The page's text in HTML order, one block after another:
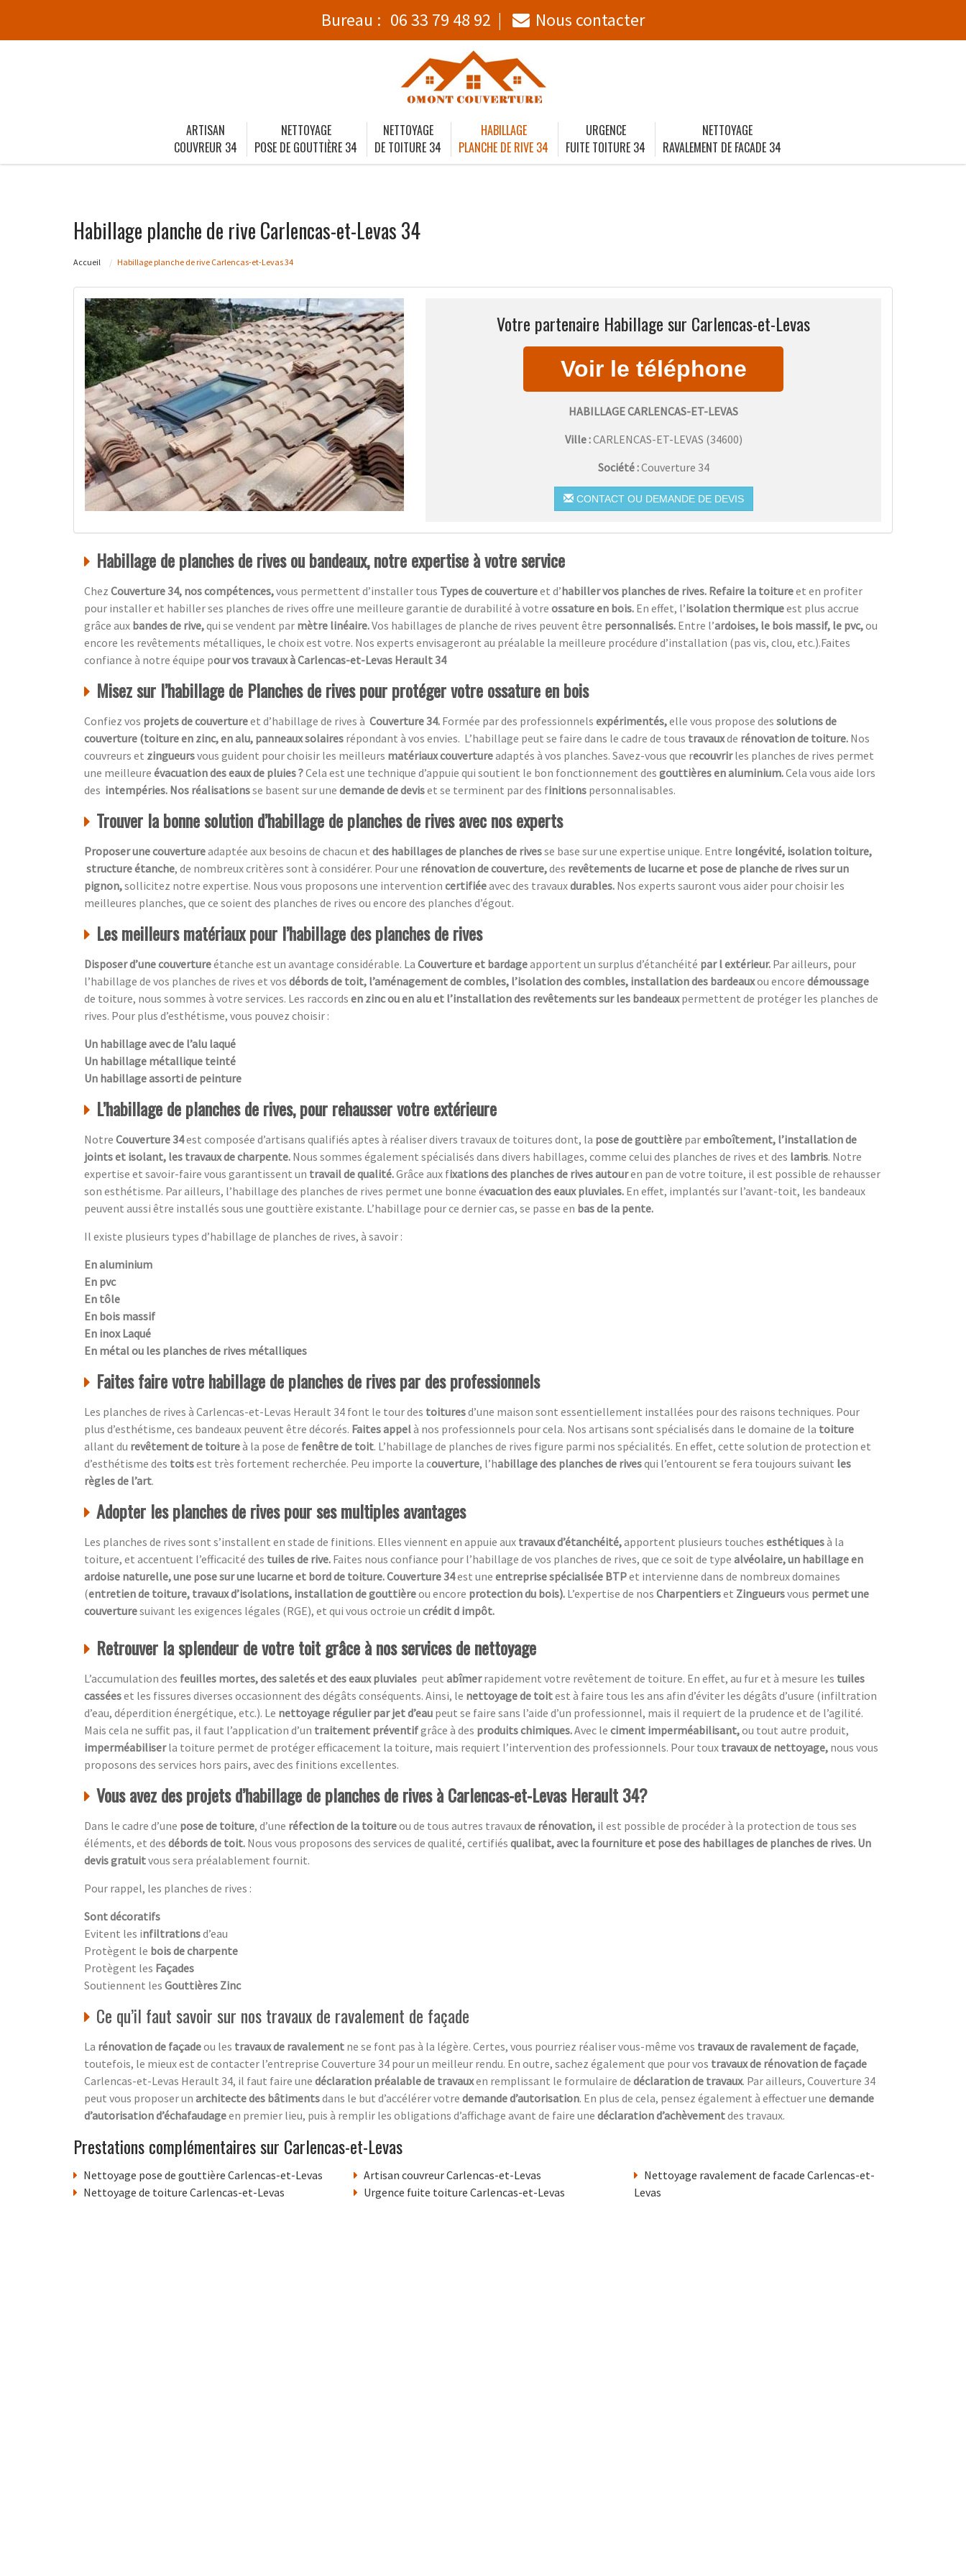
Bureau : 06 33 79 48 92 Nous contacter
ARTISAN
COUVREUR 34
NETTOYAGE
POSE DE GOUTTIÈRE 34
NETTOYAGE
DE TOITURE 34
HABILLAGE
PLANCHE DE RIVE 34
URGENCE
FUITE TOITURE 34
NETTOYAGE
RAVALEMENT DE FACADE 34
Habillage planche de rive Carlencas-et-Levas 34
Accueil Habillage planche de rive Carlencas-et-Levas 34
Votre partenaire Habillage sur Carlencas-et-Levas
HABILLAGE CARLENCAS-ET-LEVAS
Ville :CARLENCAS-ET-LEVAS (34600)
Société :Couverture 34
CONTACT OU DEMANDE DE DEVIS
Habillage de planches de rives ou bandeaux, notre expertise à votre service
Chez Couverture 34, nos compétences,vous permettent d’installer tous Types de couvertureet d’habiller vos planches de rives. Refaire la toitureet en profiter
pour installer et habiller ses planches de rives offre une meilleure garantie de durabilité à votre ossature en bois. En effet, l’isolation thermiqueest plus accrue
grâce aux bandes de rive,qui se vendent par mètre linéaire.Vos habillages de planche de rives peuvent être personnalisés. Entre l’ardoises, le bois massif, le pvc,ou
encore les revêtements métalliques, le choix est votre. Nos experts envisageront au préalable la meilleure procédure d’installation (pas vis, clou, etc.).Faites
confiance à notre équipe pour vos travaux à Carlencas-et-Levas Herault 34
Misez sur l’habillage de Planches de rives pour protéger votre ossature en bois
Confiez vos projets de couvertureet d’habillage de rives à Couverture 34. Formée par des professionnels expérimentés,elle vous propose des solutions de
couverture (toiture en zinc, en alu, panneaux solaires répondant à vos envies. L’habillage peut se faire dans le cadre de tous travauxde rénovation de toiture. Nos
couvreurs et zingueursvous guident pour choisir les meilleurs matériaux couvertureadaptés à vos planches. Savez-vous que recouvrirles planches de rives permet
une meilleure évacuation des eaux de pluies ?Cela est une technique d’appuie qui soutient le bon fonctionnement des gouttières en aluminium.Cela vous aide lors
des intempéries. Nos réalisationsse basent sur une demande de deviset se terminent par des finitions personnalisables.
Trouver la bonne solution d’habillage de planches de rives avec nos experts
Proposer une couvertureadaptée aux besoins de chacun et des habillages de planches de rivesse base sur une expertise unique. Entre longévité, isolation toiture,
structure étanche, de nombreux critères sont à considérer. Pour une rénovation de couverture,des revêtements de lucarne et pose de planche de rives sur un
pignon,sollicitez notre expertise. Nous vous proposons une intervention certifiéeavec des travauxdurables. Nos experts sauront vous aider pour choisir les
meilleures planches, que ce soient des planches de rives ou encore des planches d’égout.
Les meilleurs matériaux pour l’habillage des planches de rives
Disposer d’une couvertureétanche est un avantage considérable. La Couverture et bardageapportent un surplus d’étanchéité par l extérieur. Par ailleurs, pour
l’habillage de vos planches de rives et vos débords de toit, l’aménagement de combles, l’isolation des combles, installation des bardeauxou encore démoussage
de toiture, nous sommes à votre services. Les raccords en zinc ou en alu et l’installation des revêtements sur les bandeauxpermettent de protéger les planches de
rives. Pour plus d’esthétisme, vous pouvez choisir :
Un habillage avec de l’alu laqué
Un habillage métallique teinté
Un habillage assorti de peinture
L’habillage de planches de rives, pour rehausser votre extérieure
Notre Couverture 34est composée d’artisans qualifiés aptes à réaliser divers travaux de toitures dont, la pose de gouttière paremboîtement, l’installation de
joints et isolant, les travaux de charpente. Nous sommes également spécialisés dans divers habillages, comme celui des planches de rives et des lambris. Notre
expertise et savoir-faire vous garantissent un travail de qualité.Grâce aux fixations des planches de rives autouren pan de votre toiture, il est possible de rehausser
son esthétisme. Par ailleurs, l’habillage des planches de rives permet une bonne évacuation des eaux pluviales. En effet, implantés sur l’avant-toit, les bandeaux
peuvent aussi être installés sous une gouttière existante. L’habillage pour ce dernier cas, se passe en bas de la pente.
Il existe plusieurs types d’habillage de planches de rives, à savoir :
En aluminium
En pvc
En tôle
En bois massif
En inox Laqué
En métal ou les planches de rives métalliques
Faites faire votre habillage de planches de rives par des professionnels
Les planches de rives à Carlencas-et-Levas Herault 34 font le tour des toituresd’une maison sont essentiellement installées pour des raisons techniques. Pour
plus d’esthétisme, ces bandeaux peuvent être décorés. Faites appelà nos professionnels pour cela. Nos artisans sont spécialisés dans le domaine de la toiture
allant du revêtement de toitureà la pose de fenêtre de toit. L’habillage de planches de rives figure parmi nos spécialités. En effet, cette solution de protection et
d’esthétisme des toitsest très fortement recherchée. Peu importe la couverture, l’habillage des planches de rivesqui l’entourent se fera toujours suivant les
règles de l’art.
Adopter les planches de rives pour ses multiples avantages
Les planches de rives sont s’installent en stade de finitions. Elles viennent en appuie aux travaux d’étanchéité,apportent plusieurs touches esthétiquesà la
toiture, et accentuent l’efficacité des tuiles de rive. Faites nous confiance pour l’habillage de vos planches de rives, que ce soit de type alvéolaire, un habillage en
ardoise naturelle, une pose sur une lucarne et bord de toiture. Couverture 34est une entreprise spécialisée BTPet intervienne dans de nombreux domaines
(entretien de toiture, travaux d’isolations, installation de gouttièreou encore protection du bois). L’expertise de nos Charpentierset Zingueursvous permet une
couverturesuivant les exigences légales (RGE), et qui vous octroie un crédit d impôt.
Retrouver la splendeur de votre toit grâce à nos services de nettoyage
L’accumulation des feuilles mortes, des saletés et des eaux pluviales peut abîmerrapidement votre revêtement de toiture. En effet, au fur et à mesure les tuiles
casséeset les fissures diverses occasionnent des dégâts conséquents. Ainsi, le nettoyage de toitest à faire tous les ans afin d’éviter les dégâts d’usure (infiltration
d’eau, déperdition énergétique, etc.). Le nettoyage régulier par jet d’eau peut se faire sans l’aide d’un professionnel, mais il requiert de la prudence et de l’agilité.
Mais cela ne suffit pas, il faut l’application d’un traitement préventifgrâce à des produits chimiques.Avec le ciment imperméabilisant,ou tout autre produit,
imperméabiliserla toiture permet de protéger efficacement la toiture, mais requiert l’intervention des professionnels. Pour toux travaux de nettoyage, nous vous
proposons des services hors pairs, avec des finitions excellentes.
Vous avez des projets d’habillage de planches de rives à Carlencas-et-Levas Herault 34?
Dans le cadre d’une pose de toiture, d’une réfection de la toitureou de tous autres travauxde rénovation, il est possible de procéder à la protection de tous ses
éléments, et des débords de toit. Nous vous proposons des services de qualité, certifiés qualibat, avec la fourniture et pose des habillages de planches de rives. Un
devis gratuitvous sera préalablement fournit.
Pour rappel, les planches de rives :
Sont décoratifs
Evitent les infiltrationsd’eau
Protègent le bois de charpente
Protègent les Façades
Soutiennent les Gouttières Zinc
Ce qu’il faut savoir sur nos travaux de ravalement de façade
La rénovation de façadeou les travaux de ravalement ne se font pas à la légère. Certes, vous pourriez réaliser vous-même vos travaux de ravalement de façade,
toutefois, le mieux est de contacter l’entreprise Couverture 34 pour un meilleur rendu. En outre, sachez également que pour vos travaux de rénovation de façade
Carlencas-et-Levas Herault 34, il faut faire une déclaration préalable de travauxen remplissant le formulaire de déclaration de travaux. Par ailleurs, Couverture 34
peut vous proposer un architecte des bâtimentsdans le but d’accélérer votre demande d’autorisation. En plus de cela, pensez également à effectuer une demande
d’autorisation d’échafaudageen premier lieu, puis à remplir les obligations d’affichage avant de faire une déclaration d’achèvementdes travaux.
Prestations complémentaires sur Carlencas-et-Levas
Nettoyage pose de gouttière Carlencas-et-Levas
Nettoyage de toiture Carlencas-et-Levas
Artisan couvreur Carlencas-et-Levas
Urgence fuite toiture Carlencas-et-Levas
Nettoyage ravalement de facade Carlencas-et-
Levas